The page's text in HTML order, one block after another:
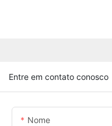
Entre em contato conosco
Nome